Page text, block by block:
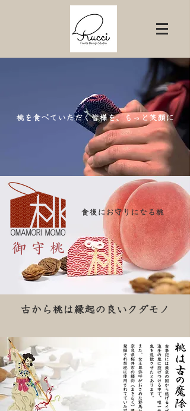
​桃を食べていただく皆様を、もっと笑顔に
食後にお守りになる桃
御 守 桃
古から桃は縁起の良いクダモノ